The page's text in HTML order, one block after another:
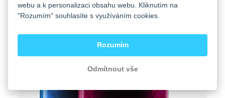
webu a k personalizaci obsahu webu. Kliknutím na
"Rozumím" souhlasíte s využíváním cookies.
Rozumím
Odmítnout vše